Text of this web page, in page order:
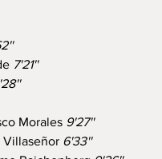
7'21''
Morales 9'27''
6'33''